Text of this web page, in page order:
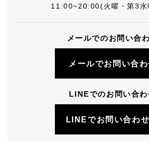
11:00~20:00(火曜・第3水
メールでのお問い合
メールでお問い合わ
LINEでのお問い合わ
LINEでお問い合わせ